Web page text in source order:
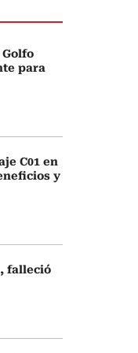
para
C01 en
y
falleció